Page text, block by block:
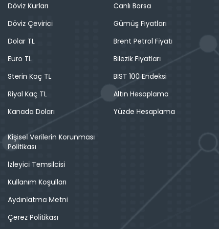
Döviz Kurları
Döviz Çevirici
Dolar TL
Euro TL
Sterin Kaç TL
Riyal Kaç TL
Kanada Doları
Canlı Borsa
Gümüş Fiyatları
Brent Petrol Fiyatı
Bilezik Fiyatları
BIST 100 Endeksi
Altın Hesaplama
Yüzde Hesaplama
Kişisel Verilerin Korunması
Politikası
İzleyici Temsilcisi
Kullanım Koşulları
Aydınlatma Metni
Çerez Politikası